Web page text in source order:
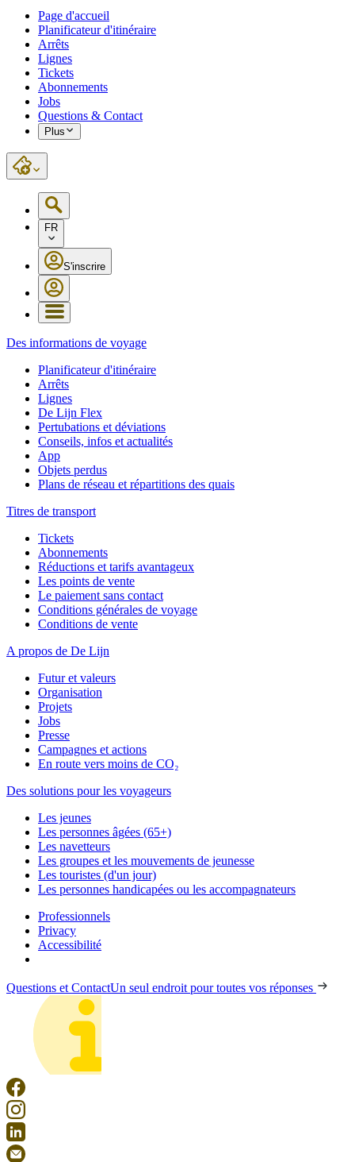
Page d'accueil
Planificateur d'itinéraire
Arrêts
Lignes
Tickets
Abonnements
Jobs
Questions & Contact
Plus
FR
S'inscrire
Des informations de voyage
Planificateur d'itinéraire
Arrêts
Lignes
De Lijn Flex
Pertubations et déviations
Conseils, infos et actualités
App
Objets perdus
Plans de réseau et répartitions des quais
Titres de transport
Tickets
Abonnements
Réductions et tarifs avantageux
Les points de vente
Le paiement sans contact
Conditions générales de voyage
Conditions de vente
A propos de De Lijn
Futur et valeurs
Organisation
Projets
Jobs
Presse
Campagnes et actions
En route vers moins de CO₂
Des solutions pour les voyageurs
Les jeunes
Les personnes âgées (65+)
Les navetteurs
Les groupes et les mouvements de jeunesse
Les touristes (d'un jour)
Les personnes handicapées ou les accompagnateurs
Professionnels
Privacy
Accessibilité
Questions et ContactUn seul endroit pour toutes vos réponses